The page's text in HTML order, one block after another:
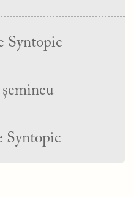
Syntopic
Syntopic